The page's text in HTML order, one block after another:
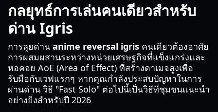
กลยุทธ์การเล่นคนเดียวสำหรับ
ด่าน Igris
การลุยด่าน anime reversal igris คนเดียวต้องอาศัย
การผสมผสานระหว่างหน่วยเศรษฐกิจที่แข็งแกร่งและ
หอคอย AoE (Area of Effect) ที่สร้างดาเมจสูงเพื่อ
รับมือกับเวฟแรกๆ หากคุณกำลังประสบปัญหาในการ
ผ่านด่าน วิธี "Fast Solo" ต่อไปนี้เป็นวิธีที่ชุมชนแนะนำ
อย่างยิ่งสำหรับปี 2026